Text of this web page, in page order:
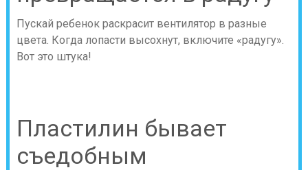
Пускай ребенок раскрасит вентилятор в разные
цвета. Когда лопасти высохнут, включите «радугу».
Вот это штука!
Пластилин бывает
съедобным